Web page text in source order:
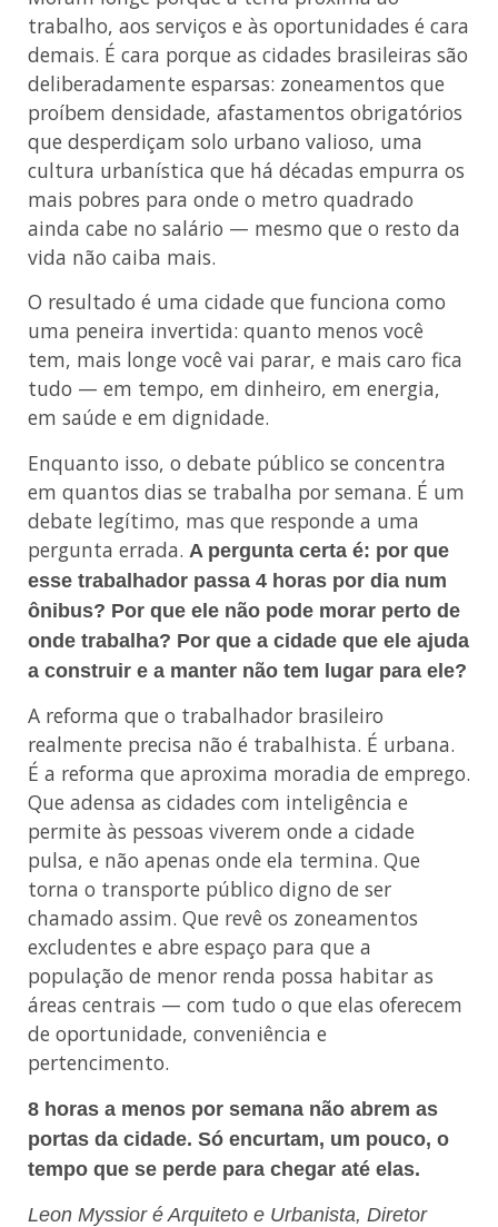
trabalho, aos serviços e às oportunidades é cara
demais. É cara porque as cidades brasileiras são
deliberadamente esparsas: zoneamentos que
proíbem densidade, afastamentos obrigatórios
que desperdiçam solo urbano valioso, uma
cultura urbanística que há décadas empurra os
mais pobres para onde o metro quadrado
ainda cabe no salário — mesmo que o resto da
vida não caiba mais.
O resultado é uma cidade que funciona como
uma peneira invertida: quanto menos você
tem, mais longe você vai parar, e mais caro fica
tudo — em tempo, em dinheiro, em energia,
em saúde e em dignidade.
Enquanto isso, o debate público se concentra
em quantos dias se trabalha por semana. É um
debate legítimo, mas que responde a uma
pergunta errada. A pergunta certa é: por que
esse trabalhador passa 4 horas por dia num
ônibus? Por que ele não pode morar perto de
onde trabalha? Por que a cidade que ele ajuda
a construir e a manter não tem lugar para ele?
A reforma que o trabalhador brasileiro
realmente precisa não é trabalhista. É urbana.
É a reforma que aproxima moradia de emprego.
Que adensa as cidades com inteligência e
permite às pessoas viverem onde a cidade
pulsa, e não apenas onde ela termina. Que
torna o transporte público digno de ser
chamado assim. Que revê os zoneamentos
excludentes e abre espaço para que a
população de menor renda possa habitar as
áreas centrais — com tudo o que elas oferecem
de oportunidade, conveniência e
pertencimento.
8 horas a menos por semana não abrem as
portas da cidade. Só encurtam, um pouco, o
tempo que se perde para chegar até elas.
Leon Myssior é Arquiteto e Urbanista, Diretor